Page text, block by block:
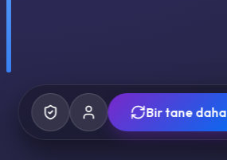
Bir tane daha